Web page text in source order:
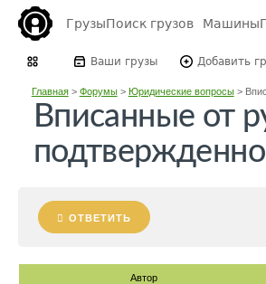
ГрузыПоиск грузов Машины
Ваши грузы Добавить
Главная> Форумы> Юридические вопросы>
Вписанные от
ОТВЕТИТЬ
Автор